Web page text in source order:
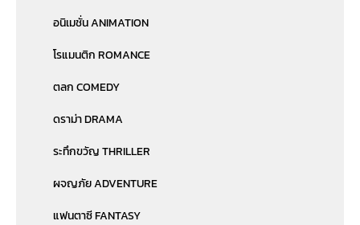
อนิเมชั่น ANIMATION
โรแมนติก ROMANCE
ตลก COMEDY
ดราม่า DRAMA
ระทึกขวัญ THRILLER
ผจญภัย ADVENTURE
แฟนตาซี FANTASY